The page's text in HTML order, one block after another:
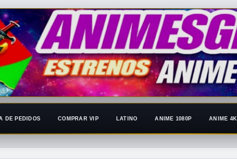
DE PEDIDOS COMPRAR VIP LATINO ANIME 1080P ANIME 4K